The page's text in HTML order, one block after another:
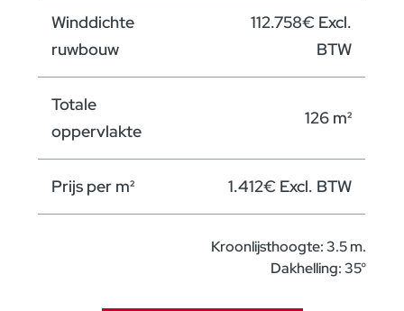
Winddichte
ruwbouw
112.758€ Excl.
BTW
Totale
oppervlakte
126 m²
Prijs per m² 1.412€ Excl. BTW
Kroonlijsthoogte: 3.5 m.
Dakhelling: 35°